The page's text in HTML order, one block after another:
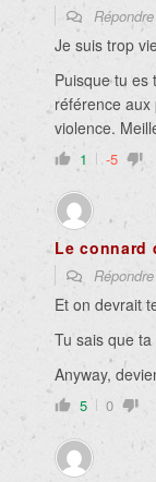
Je suis trop
Puisque tu es
référence
violence.
1 -5
Le connard
Et on devrait
Tu sais que
Anyway,
5 0